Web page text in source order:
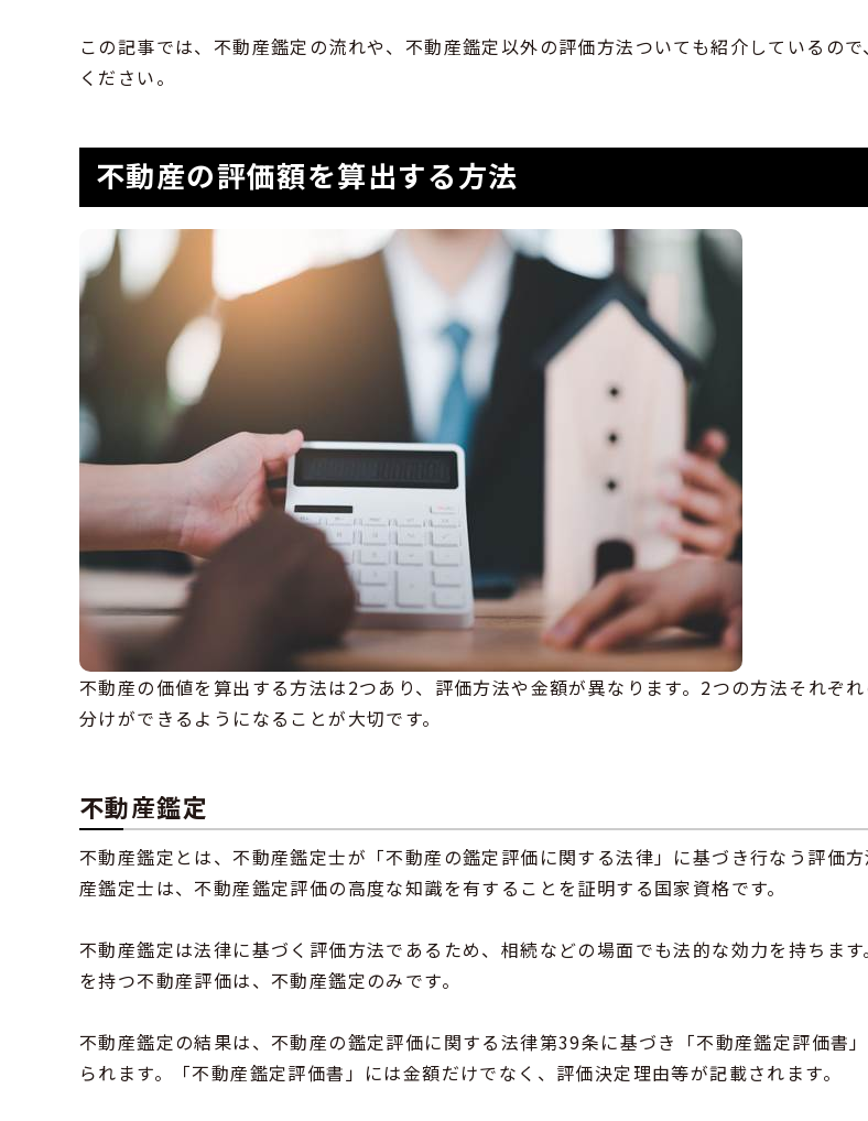
この記事では、不動産鑑定の流れや、不動産鑑定以外の評価方法ついても紹介しているので
ください。
不動産の評価額を算出する方法
不動産の価値を算出する方法は2つあり、評価方法や金額が異なります。2つの方法それぞ
分けができるようになることが大切です。
不動産鑑定
不動産鑑定とは、不動産鑑定士が「不動産の鑑定評価に関する法律」に基づき行なう評価方
産鑑定士は、不動産鑑定評価の高度な知識を有することを証明する国家資格です。
不動産鑑定は法律に基づく評価方法であるため、相続などの場面でも法的な効力を持ちます
を持つ不動産評価は、不動産鑑定のみです。
不動産鑑定の結果は、不動産の鑑定評価に関する法律第39条に基づき「不動産鑑定評価書
られます。「不動産鑑定評価書」には金額だけでなく、評価決定理由等が記載されます。